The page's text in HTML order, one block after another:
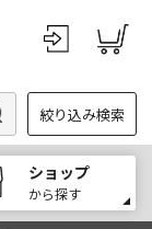
絞り込み検索
ショップ
から探す